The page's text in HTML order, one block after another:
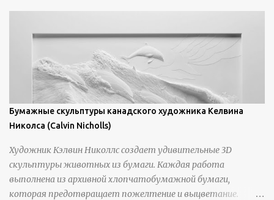
Бумажные скульптуры канадского художника Келвина
Николса (Calvin Nicholls)
Художник Кэлвин Николлс создает удивительные 3D
скульптуры животных из бумаги. Каждая работа
выполнена из архивной хлопчатобумажной бумаги,
которая предотвращает пожелтение и выцветание.